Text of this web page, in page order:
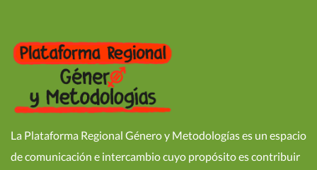
La Plataforma Regional Género y Metodologías es un espacio
de comunicación e intercambio cuyo propósito es contribuir